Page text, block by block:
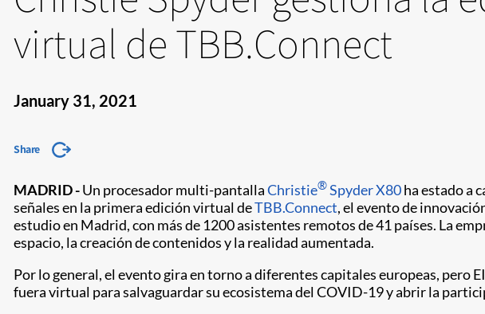
virtual de TBB.Connect
January 31, 2021
Share
MADRID -Un procesador multi-pantallaChristie®Spyder X80ha estado a
señales en la primera edición virtual deTBB.Connect, el evento de
estudio en Madrid, con más de 1200 asistentes remotos de 41 países. La
espacio, la creación de contenidos y la realidad aumentada.
Por lo general, el evento gira en torno a diferentes capitales europeas, pero
fuera virtual para salvaguardar su ecosistema del COVID-19 y abrir la